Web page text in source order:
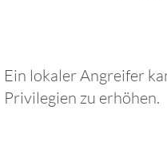
Ein lokaler Angreifer
Privilegien zu erhöhen.